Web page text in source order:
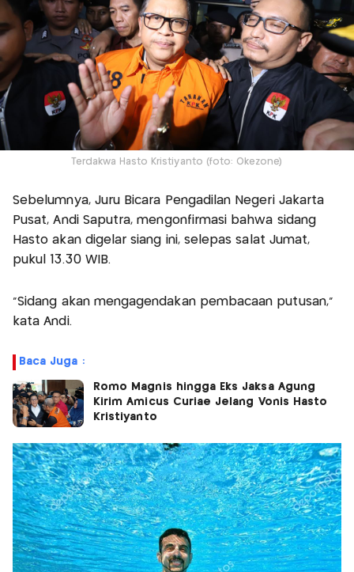
Terdakwa Hasto Kristiyanto (foto: Okezone)
Sebelumnya, Juru Bicara Pengadilan Negeri Jakarta
Pusat, Andi Saputra, mengonfirmasi bahwa sidang
Hasto akan digelar siang ini, selepas salat Jumat,
pukul 13.30 WIB.
“Sidang akan mengagendakan pembacaan putusan,”
kata Andi.
Baca Juga :
Romo Magnis hingga Eks Jaksa Agung
Kirim Amicus Curiae Jelang Vonis Hasto
Kristiyanto